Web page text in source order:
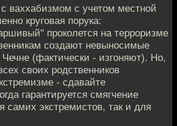
ваххабизмом с учетом местной
круговая порука:
проколется на терроризме
создают невыносимые
(фактически - изгоняют). Но,
своих родственников
- сдавайте
гарантируется смягчение
самих экстремистов, так и для